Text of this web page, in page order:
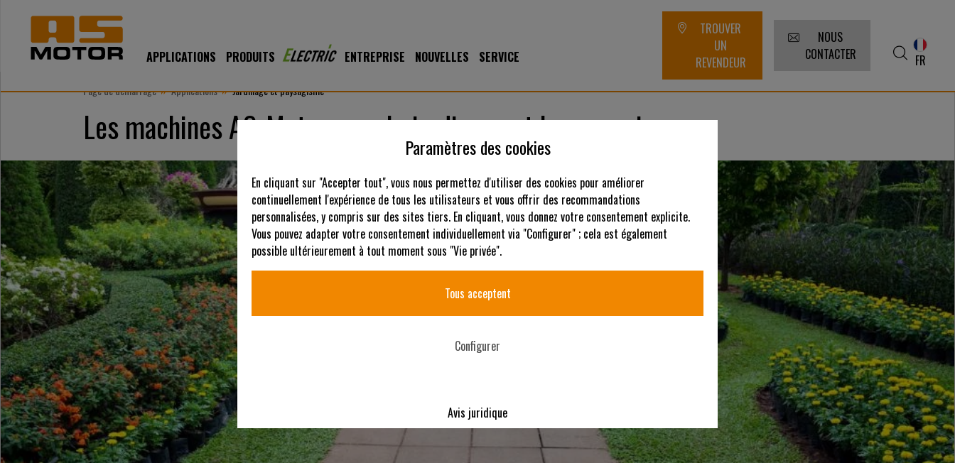
APPLICATIONS PRODUITS ENTREPRISE NOUVELLES SERVICE
TROUVER
UN
REVENDEUR
NOUS
CONTACTER
FR
Page de démarrage » Applications » Jardinage et paysagisme
Les machines AS-Motor pour le jardinage et le paysagisme
Paramètres des cookies
En cliquant sur "Accepter tout", vous nous permettez d'utiliser des cookies pour améliorer
continuellement l'expérience de tous les utilisateurs et vous offrir des recommandations
personnalisées, y compris sur des sites tiers. En cliquant, vous donnez votre consentement explicite.
Vous pouvez adapter votre consentement individuellement via "Configurer" ; cela est également
possible ultérieurement à tout moment sous "Vie privée".
Tous acceptent
Configurer
Avis juridique